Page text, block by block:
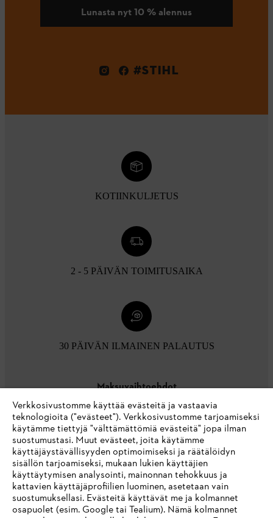
Lunasta nyt 10 % alennus
#STIHL
KOTIINKULJETUS
2 - 5 PÄIVÄN TOIMITUSAIKA
30 PÄIVÄN ILMAINEN PALAUTUS
Maksuvaihtoehdot
Yritys
Verkkosivustomme käyttää evästeitä ja vastaavia
teknologioita ("evästeet"). Verkkosivustomme tarjoamiseksi
käytämme tiettyjä "välttämättömiä evästeitä" jopa ilman
suostumustasi. Muut evästeet, joita käytämme
käyttäjäystävällisyyden optimoimiseksi ja räätälöidyn
sisällön tarjoamiseksi, mukaan lukien käyttäjien
käyttäytymisen analysointi, mainonnan tehokkuus ja
kattavien käyttäjäprofiilien luominen, asetetaan vain
suostumuksellasi. Evästeitä käyttävät me ja kolmannet
osapuolet (esim. Google tai Tealium). Nämä kolmannet